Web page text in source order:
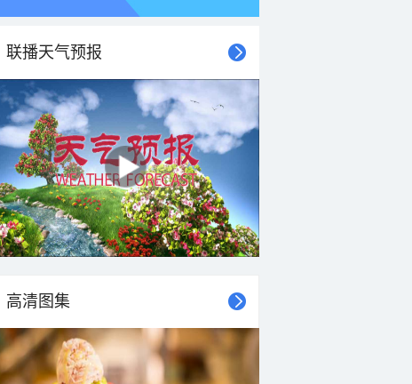
联播天气预报
高清图集